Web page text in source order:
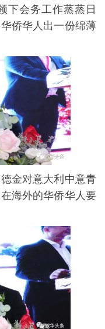
下会务工作蒸蒸日
侨华人出一份绵薄
对意大利中意青
海外的华侨华人要